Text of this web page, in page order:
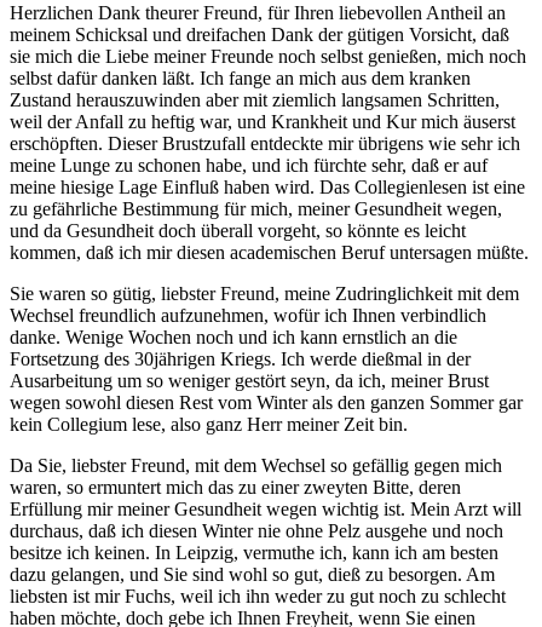
Herzlichen Dank theurer Freund, für Ihren liebevollen Antheil an
meinem Schicksal und dreifachen Dank der gütigen Vorsicht, daß
sie mich die Liebe meiner Freunde noch selbst genießen, mich noch
selbst dafür danken läßt. Ich fange an mich aus dem kranken
Zustand herauszuwinden aber mit ziemlich langsamen Schritten,
weil der Anfall zu heftig war, und Krankheit und Kur mich äuserst
erschöpften. Dieser Brustzufall entdeckte mir übrigens wie sehr ich
meine Lunge zu schonen habe, und ich fürchte sehr, daß er auf
meine hiesige Lage Einfluß haben wird. Das Collegienlesen ist eine
zu gefährliche Bestimmung für mich, meiner Gesundheit wegen,
und da Gesundheit doch überall vorgeht, so könnte es leicht
kommen, daß ich mir diesen academischen Beruf untersagen müßte.
Sie waren so gütig, liebster Freund, meine Zudringlichkeit mit dem
Wechsel freundlich aufzunehmen, wofür ich Ihnen verbindlich
danke. Wenige Wochen noch und ich kann ernstlich an die
Fortsetzung des 30jährigen Kriegs. Ich werde dießmal in der
Ausarbeitung um so weniger gestört seyn, da ich, meiner Brust
wegen sowohl diesen Rest vom Winter als den ganzen Sommer gar
kein Collegium lese, also ganz Herr meiner Zeit bin.
Da Sie, liebster Freund, mit dem Wechsel so gefällig gegen mich
waren, so ermuntert mich das zu einer zweyten Bitte, deren
Erfüllung mir meiner Gesundheit wegen wichtig ist. Mein Arzt will
durchaus, daß ich diesen Winter nie ohne Pelz ausgehe und noch
besitze ich keinen. In Leipzig, vermuthe ich, kann ich am besten
dazu gelangen, und Sie sind wohl so gut, dieß zu besorgen. Am
liebsten ist mir Fuchs, weil ich ihn weder zu gut noch zu schlecht
haben möchte, doch gebe ich Ihnen Freyheit, wenn Sie einen